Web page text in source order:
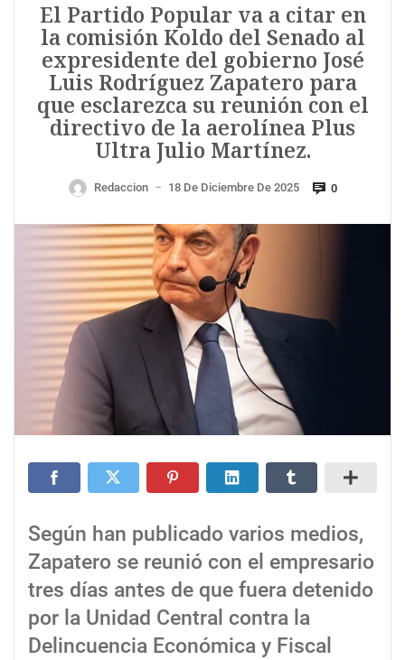
El Partido Popular va a citar en
la comisión Koldo del Senado al
expresidente del gobierno José
Luis Rodríguez Zapatero para
que esclarezca su reunión con el
directivo de la aerolínea Plus
Ultra Julio Martínez.
Redaccion — 18 De Diciembre De 2025 0
Según han publicado varios medios,
Zapatero se reunió con el empresario
tres días antes de que fuera detenido
por la Unidad Central contra la
Delincuencia Económica y Fiscal